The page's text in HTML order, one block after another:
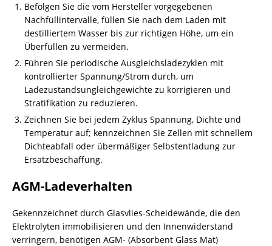
Befolgen Sie die vom Hersteller vorgegebenen
Nachfüllintervalle, füllen Sie nach dem Laden mit
destilliertem Wasser bis zur richtigen Höhe, um ein
Überfüllen zu vermeiden.
Führen Sie periodische Ausgleichsladezyklen mit
kontrollierter Spannung/Strom durch, um
Ladezustandsungleichgewichte zu korrigieren und
Stratifikation zu reduzieren.
Zeichnen Sie bei jedem Zyklus Spannung, Dichte und
Temperatur auf; kennzeichnen Sie Zellen mit schnellem
Dichteabfall oder übermäßiger Selbstentladung zur
Ersatzbeschaffung.
AGM-Ladeverhalten
Gekennzeichnet durch Glasvlies-Scheidewände, die den
Elektrolyten immobilisieren und den Innenwiderstand
verringern, benötigen AGM- (Absorbent Glass Mat)